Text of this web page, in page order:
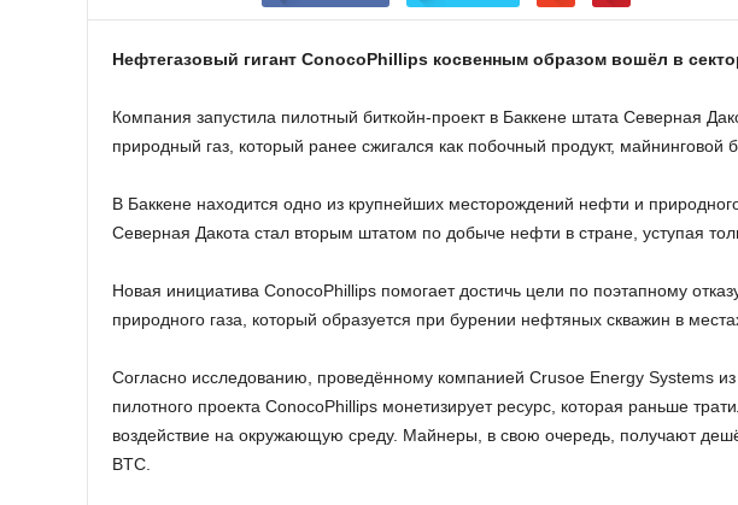
Нефтегазовый гигант ConocoPhillips косвенным образом вошёл в
Компания запустила пилотный биткойн-проект в Баккене штата Северная
природный газ, который ранее сжигался как побочный продукт, майнинговой
В Баккене находится одно из крупнейших месторождений нефти и
Северная Дакота стал вторым штатом по добыче нефти в стране, уступая
Новая инициатива ConocoPhillips помогает достичь цели по поэтапному
природного газа, который образуется при бурении нефтяных скважин в
Согласно исследованию, проведённому компанией Crusoe Energy Systems
пилотного проекта ConocoPhillips монетизирует ресурс, которая раньше
воздействие на окружающую среду. Майнеры, в свою очередь, получают
BTC.